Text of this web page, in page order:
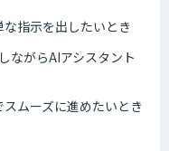
指示を出したいとき
ながらAIアシスタント
ムーズに進めたいとき